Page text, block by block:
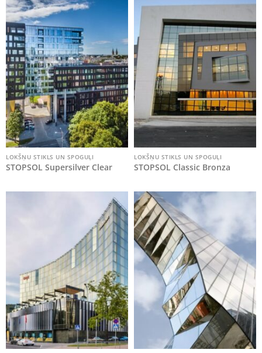
LOKŠŅU STIKLS UN SPOGUĻI
STOPSOL Supersilver Clear
LOKŠŅU STIKLS UN SPOGUĻI
STOPSOL Classic Bronza